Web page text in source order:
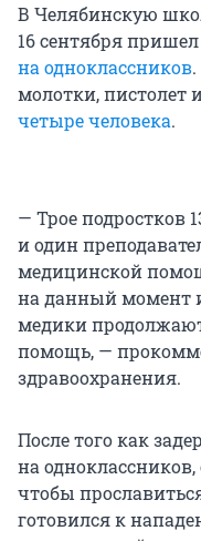
В Челябинскую
16 сентября
на одноклассников
молотки, пистолет
четыре человека.
— Трое подростков
и один
медицинской
на данный момент
медики
помощь, —
здравоохранения.
После того как
на одноклассников,
чтобы
готовился к